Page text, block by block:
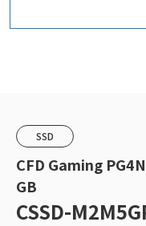
SSD
CFD Gaming
GB
CSSD-